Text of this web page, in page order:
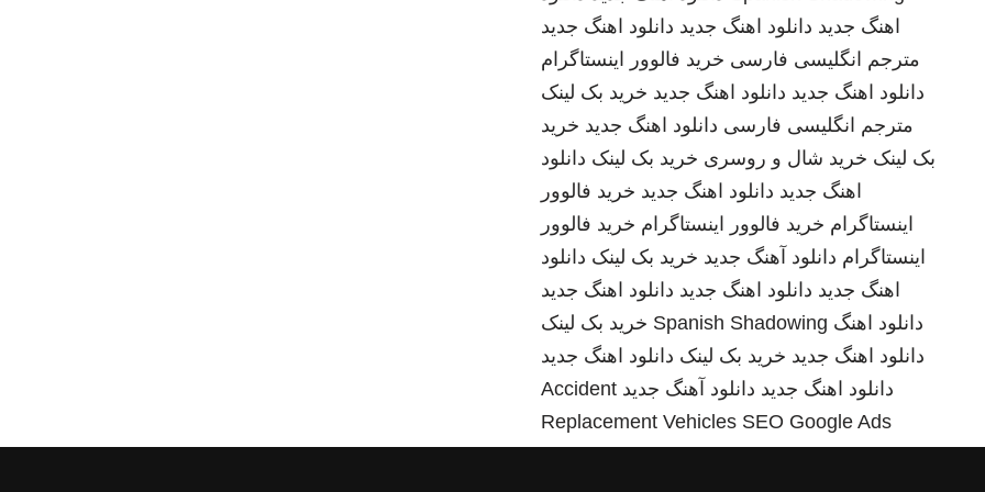
اهنگ جدید دانلود اهنگ جدید دانلود اهنگ جدید
مترجم انگلیسی فارسی خرید فالوور اینستاگرام
دانلود اهنگ جدید دانلود اهنگ جدید خرید بک لینک
مترجم انگلیسی فارسی دانلود اهنگ جدید خرید
بک لینک خرید شال و روسری خرید بک لینک دانلود
اهنگ جدید دانلود اهنگ جدید خرید فالوور
اینستاگرام خرید فالوور اینستاگرام خرید فالوور
اینستاگرام دانلود آهنگ جدید خرید بک لینک دانلود
اهنگ جدید دانلود اهنگ جدید دانلود اهنگ جدید
دانلود اهنگ Spanish Shadowing خرید بک لینک
دانلود اهنگ جدید خرید بک لینک دانلود اهنگ جدید
دانلود اهنگ جدید دانلود آهنگ جدید Accident
Replacement Vehicles SEO Google Ads